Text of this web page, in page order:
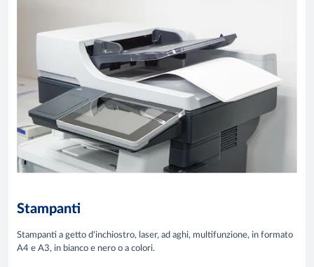
Stampanti
Stampanti a getto d'inchiostro, laser, ad aghi, multifunzione, in formato
A4 e A3, in bianco e nero o a colori.